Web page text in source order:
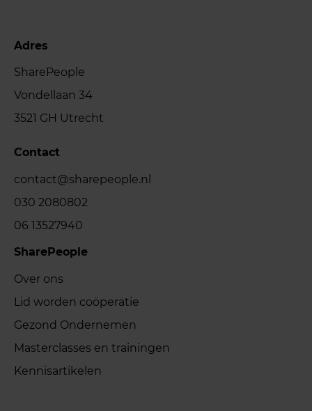
Adres
SharePeople
Vondellaan 34
3521 GH Utrecht
Contact
contact@sharepeople.nl
030 2080802
06 13527940
SharePeople
Over ons
Lid worden coöperatie
Gezond Ondernemen
Masterclasses en trainingen
Kennisartikelen